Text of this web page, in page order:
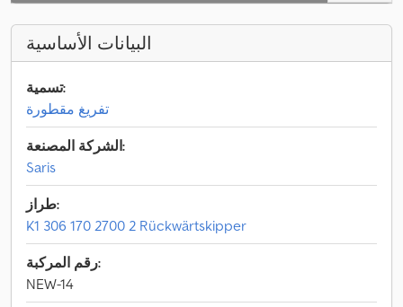
البيانات الأساسية
تسمية:
تفريغ مقطورة
الشركة المصنعة:
Saris
طراز:
K1 306 170 2700 2 Rückwärtskipper
رقم المركبة:
NEW-14